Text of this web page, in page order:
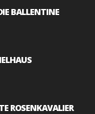
BALLENTINE
ROSENKAVALIER